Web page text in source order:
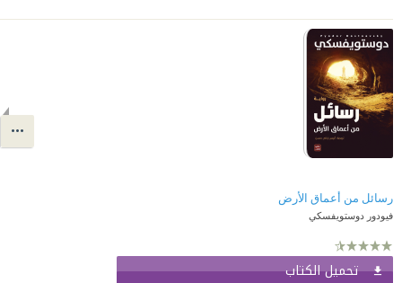
رسائل من أعماق الأرض
فيودور دوستويفسكي
تحميل الكتاب